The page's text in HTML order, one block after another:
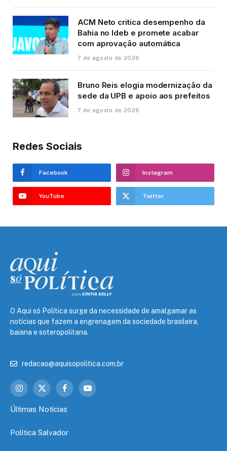
ACM Neto critica desempenho da
Bahia no Ideb e promete acabar
com aprovação automática
7 de agosto de 2026
Bruno Reis elogia modernização da
sede da UPB e apoio aos prefeitos
7 de agosto de 2026
Redes Sociais
Facebook Instagram
YouTube Twitter
O Aqui só Política surge da necessidade de amalgamar as
notícias que fazem a engrenagem da sociedade brasileira,
baiana e soteropolitana.
redacao@aquisopolitica.com.br
Instagram
X
FacebookYouTube
Últimas Notícias
Política Salvador